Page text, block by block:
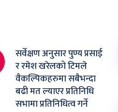
सर्वेक्षण अनुसार पुण्य प्रसाई
र रमेश खरेलको टिमले
वैकल्पिकहरुमा सबैभन्दा
बढी मत ल्याएर प्रतिनिधि
सभामा प्रतिनिधित्व गर्ने